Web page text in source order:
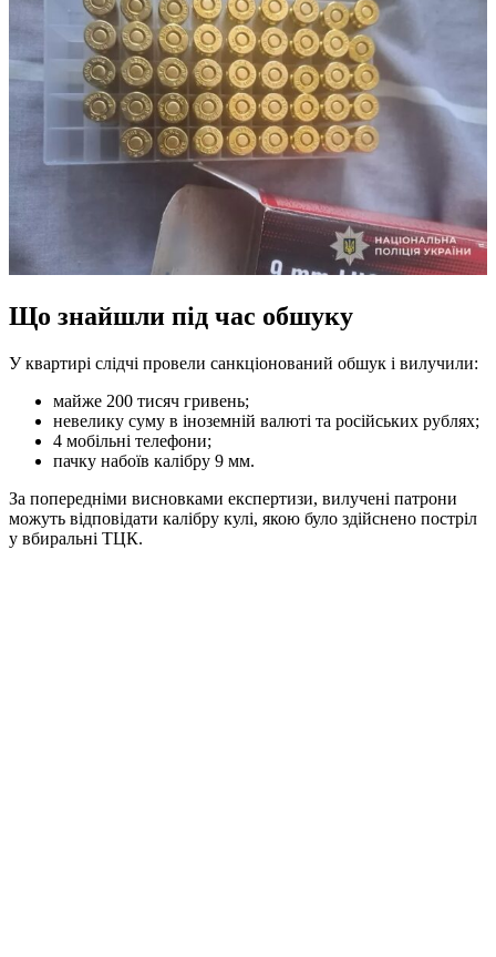
Що знайшли під час обшуку
У квартирі слідчі провели санкціонований обшук і вилучили:
майже 200 тисяч гривень;
невелику суму в іноземній валюті та російських рублях;
4 мобільні телефони;
пачку набоїв калібру 9 мм.
За попередніми висновками експертизи, вилучені патрони
можуть відповідати калібру кулі, якою було здійснено постріл
у вбиральні ТЦК.